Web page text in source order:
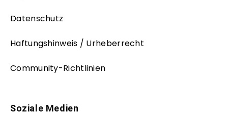
Datenschutz
Haftungshinweis / Urheberrecht
Community-Richtlinien
Soziale Medien